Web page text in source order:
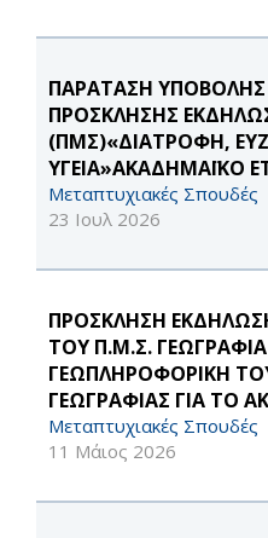
ΠΑΡΑΤΑΣΗ
ΠΡΟΣΚΛΗΣΗΣ
(ΠΜΣ)«ΔΙΑΤΡΟΦΗ,
ΥΓΕΙΑ»ΑΚΑΔΗΜΑΪΚΟ
Μεταπτυχιακές Σπουδές
23 Ιουλ 2026
ΠΡΟΣΚΛΗΣΗ
ΤΟΥ Π.Μ.Σ.
ΓΕΩΠΛΗΡΟΦΟΡΙΚΗ
ΓΕΩΓΡΑΦΙΑΣ ΓΙΑ ΤΟ
Μεταπτυχιακές Σπουδές
11 Μάιος 2026